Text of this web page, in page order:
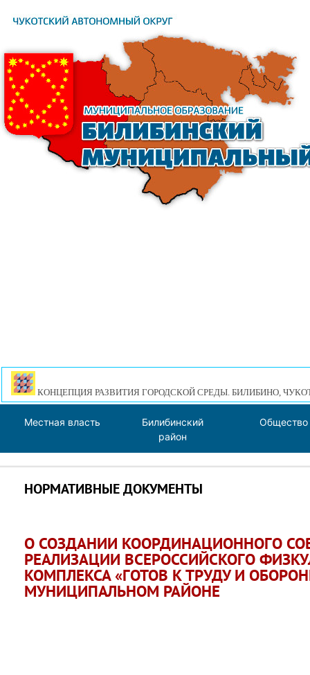
КОНЦЕПЦИЯ РАЗВИТИЯ ГОРОДСКОЙ СРЕДЫ. БИЛИБИНО,
Местная власть
Билибинский
район
Общество
НОРМАТИВНЫЕ ДОКУМЕНТЫ
О СОЗДАНИИ КООРДИНАЦИОННОГО
РЕАЛИЗАЦИИ ВСЕРОССИЙСКОГО
КОМПЛЕКСА «ГОТОВ К ТРУДУ И
МУНИЦИПАЛЬНОМ РАЙОНЕ